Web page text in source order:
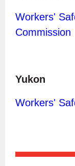
Workers'
Commission
Yukon
Workers' S